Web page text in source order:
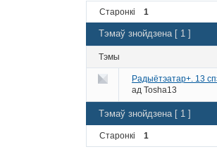
Старонкі 1
Тэмаў знойдзена [ 1 ]
Тэмы
Радыётэатар+. 13
ад Tosha13
Тэмаў знойдзена [ 1 ]
Старонкі 1